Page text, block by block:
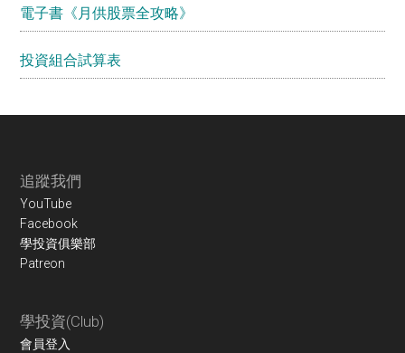
電子書《月供股票全攻略》
投資組合試算表
Footer
追蹤我們
YouTube
Facebook
學投資俱樂部
Patreon
學投資(Club)
會員登入